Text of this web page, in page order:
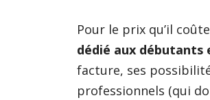
Pour le prix qu’il
dédié aux débutants
facture, ses
professionnels (qui